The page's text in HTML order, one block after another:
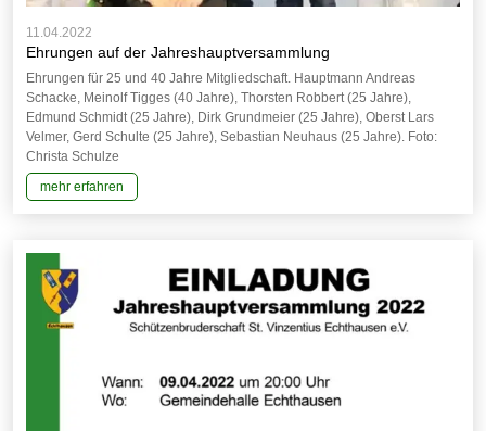
11.04.2022
Ehrungen auf der Jahreshauptversammlung
Ehrungen für 25 und 40 Jahre Mitgliedschaft. Hauptmann Andreas
Schacke, Meinolf Tigges (40 Jahre), Thorsten Robbert (25 Jahre),
Edmund Schmidt (25 Jahre), Dirk Grundmeier (25 Jahre), Oberst Lars
Velmer, Gerd Schulte (25 Jahre), Sebastian Neuhaus (25 Jahre). Foto:
Christa Schulze
mehr erfahren